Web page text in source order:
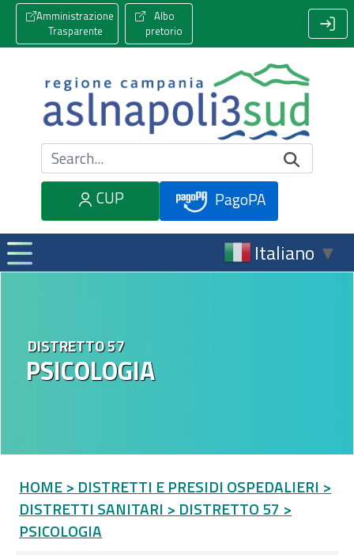
Amministrazione
Trasparente
Albo
pretorio
Cerca nel sito
CUP
PagoPA
Italiano ▼
PSICOLOGIA
DISTRETTO 57
HOME > DISTRETTI E PRESIDI OSPEDALIERI >
DISTRETTI SANITARI > DISTRETTO 57 >
PSICOLOGIA